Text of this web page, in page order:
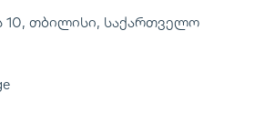
10, თბილისი, საქართველო